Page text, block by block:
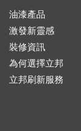
油漆產品
激發新靈感
裝修資訊
為何選擇立邦
立邦刷新服務